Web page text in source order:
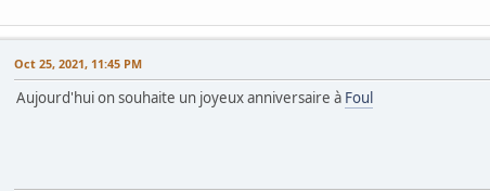
Oct 25, 2021, 11:45 PM
Aujourd'hui on souhaite un joyeux anniversaire à Foul